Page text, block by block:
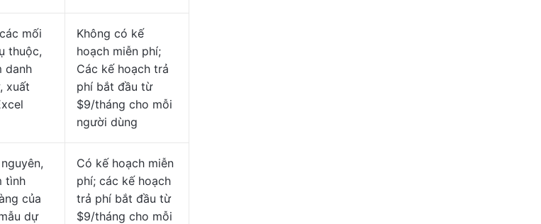
mối
thuộc,
danh
xuất
Không có kế
hoạch miễn phí;
Các kế hoạch trả
phí bắt đầu từ
$9/tháng cho mỗi
người dùng
tình
của
dự
Có kế hoạch miễn
phí; các kế hoạch
trả phí bắt đầu từ
$9/tháng cho mỗi